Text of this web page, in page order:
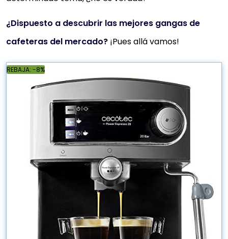
¿Dispuesto a descubrir las mejores gangas de
cafeteras del mercado? ¡Pues allá vamos!
REBAJA: -8%